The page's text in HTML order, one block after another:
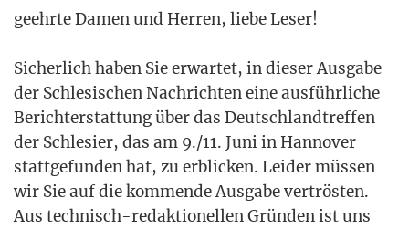
geehr­te Damen und Her­ren, lie­be Leser!
Sicher­lich haben Sie erwar­tet, in die­ser Aus­ga­be
der Schle­si­schen Nach­rich­ten eine aus­führ­li­che
Bericht­erstat­tung über das Deutsch­land­tref­fen
der Schle­si­er, das am 9./11. Juni in Han­no­ver
statt­ge­fun­den hat, zu erbli­cken. Lei­der müs­sen
wir Sie auf die kom­men­de Aus­ga­be ver­trös­ten.
Aus tech­nisch-redak­tio­nel­len Grün­den ist uns